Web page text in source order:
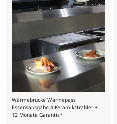
Wärmebrücke Wärmepass
Essensausgabe 4 Keramikstrahler +
12 Monate Garantie*